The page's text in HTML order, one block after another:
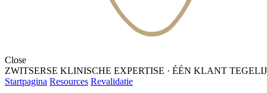
Close
ZWITSERSE KLINISCHE EXPERTISE · ÉÉN KLANT
Startpagina Resources Revalidatie